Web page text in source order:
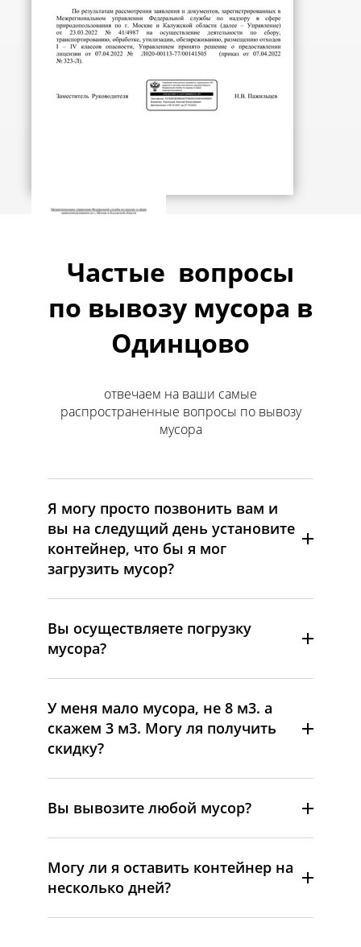
Частые вопросы
по вывозу мусора в
Одинцово
отвечаем на ваши самые
распространенные вопросы по вывозу
мусора
Я могу просто позвонить вам и
вы на следущий день установите
контейнер, что бы я мог
загрузить мусор?
Вы осуществляете погрузку
мусора?
У меня мало мусора, не 8 м3. а
скажем 3 м3. Могу ля получить
скидку?
Вы вывозите любой мусор?
Могу ли я оставить контейнер на
несколько дней?